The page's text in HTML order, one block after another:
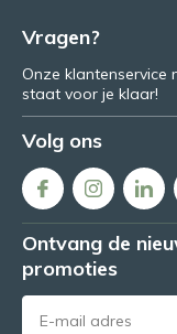
Vragen?
Onze klantenservice
staat voor je klaar!
Volg ons
Ontvang de
promoties